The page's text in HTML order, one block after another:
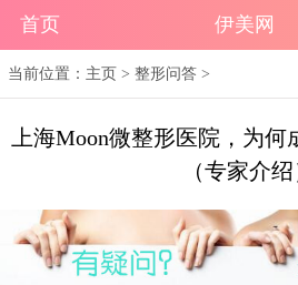
首页 伊美网
当前位置： 主页 >整形问答 >
上海Moon微整形医院，为何
（专家介绍